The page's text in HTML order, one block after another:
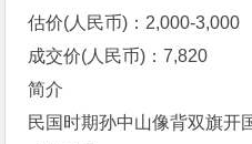
估价(人民币)：2,000-3,000
成交价(人民币)：7,820
简介
民国时期孙中山像背双旗开